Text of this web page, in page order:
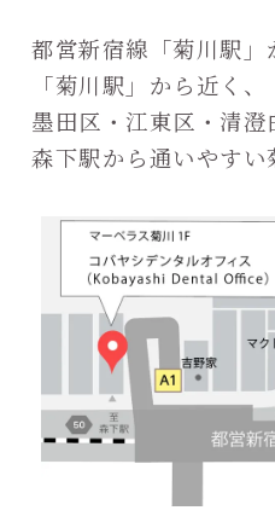
都営新宿線「菊川駅」
「菊川駅」から近く、
墨田区・江東区・清澄
森下駅から通いやすい